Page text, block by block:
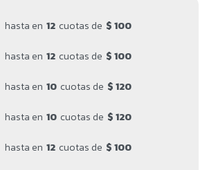
hasta en 12 cuotas de $ 100
hasta en 12 cuotas de $ 100
hasta en 10 cuotas de $ 120
hasta en 10 cuotas de $ 120
hasta en 12 cuotas de $ 100